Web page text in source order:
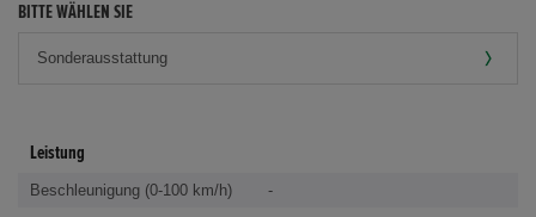
BITTE WÄHLEN SIE
Leistung
Beschleunigung (0-100 km/h)
-